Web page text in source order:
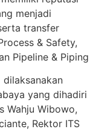
menjadi
transfer
& Safety,
Pipeline & Piping
yang dihadiri
Wahju Wibowo,
Rektor ITS